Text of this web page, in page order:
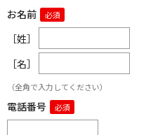
お名前
［姓］
［名］
（全角で入力してください）
電話番号